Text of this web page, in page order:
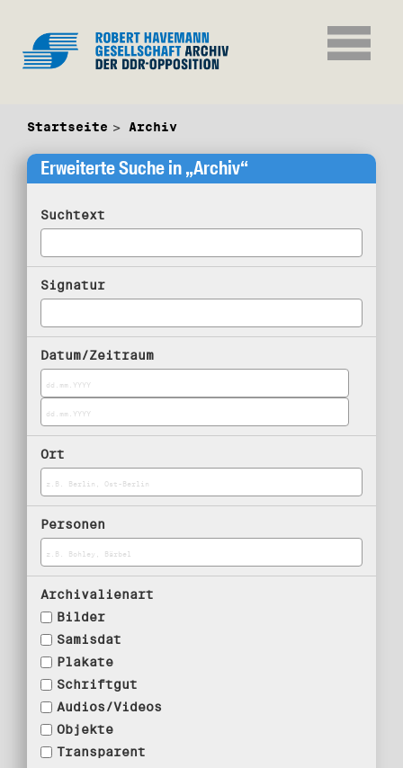
Startseite Archiv
Erweiterte Suche in „Archiv“
Suchtext
Signatur
Datum/Zeitraum
Ort
Personen
Archivalienart
Bilder
Samisdat
Plakate
Schriftgut
Audios/Videos
Objekte
Transparent